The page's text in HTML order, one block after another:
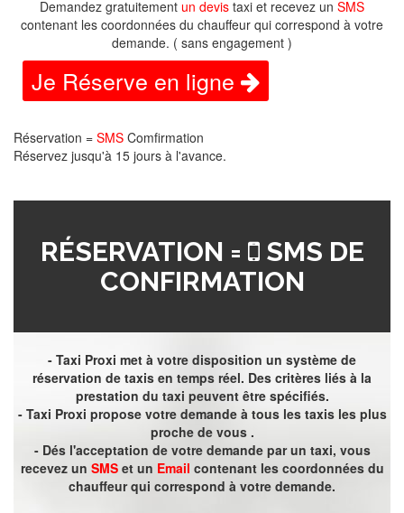
Demandez gratuitement un devis taxi et recevez un SMS
contenant les coordonnées du chauffeur qui correspond à votre
demande. ( sans engagement )
Je Réserve en ligne
Réservation = SMS Comfirmation
Réservez jusqu'à 15 jours à l'avance.
RÉSERVATION =
SMS DE
CONFIRMATION
- Taxi Proxi met à votre disposition un système de
réservation de taxis en temps réel. Des critères liés à la
prestation du taxi peuvent être spécifiés.
- Taxi Proxi propose votre demande à tous les taxis les plus
proche de vous .
- Dés l'acceptation de votre demande par un taxi, vous
recevez un SMSet un Email contenant les coordonnées du
chauffeur qui correspond à votre demande.